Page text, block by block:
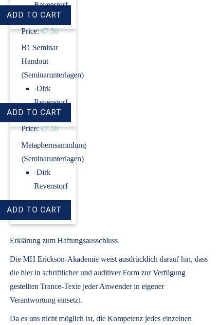
Revenstorf
Price: €7.50
B1 Seminar
Handout
(Seminarunterlagen)
›Dirk
Revenstorf
Price: €7.50
Metaphernsammlung
(Seminarunterlagen)
›Dirk
Revenstorf
Price: €7.50
Erklärung zum Haftungsausschluss
Die MH Erickson-Akademie weist ausdrücklich darauf hin, dass
die hier in schriftlicher und auditiver Form zur Verfügung
gestellten Trance-Texte jeder Anwender in eigener
Verantwortung einsetzt.
Da es uns nicht möglich ist, die Kompetenz jedes einzelnen